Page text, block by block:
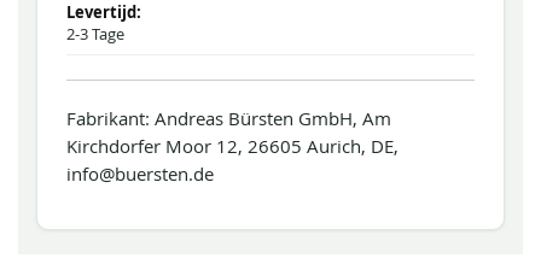
2-3 Tage
Fabrikant: Andreas Bürsten GmbH, Am
Kirchdorfer Moor 12, 26605 Aurich, DE,
info@buersten.de